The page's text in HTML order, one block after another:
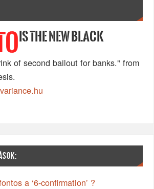
IS THE NEW BLACK
of second bailout for banks." from
a ‘6-confirmation’ ?